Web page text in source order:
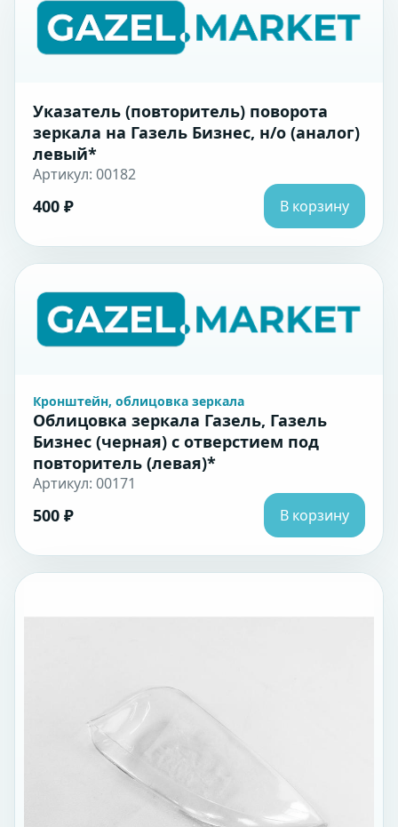
Указатель (повторитель) поворота
зеркала на Газель Бизнес, н/о (аналог)
левый*
Артикул: 00182
400 ₽ В корзину
Кронштейн, облицовка зеркала
Облицовка зеркала Газель, Газель
Бизнес (черная) с отверстием под
повторитель (левая)*
Артикул: 00171
500 ₽ В корзину